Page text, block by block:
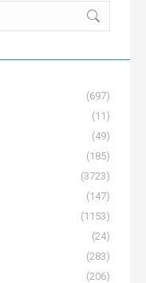
(697)
(11)
(49)
(185)
(3723)
(147)
(1153)
(24)
(283)
(206)